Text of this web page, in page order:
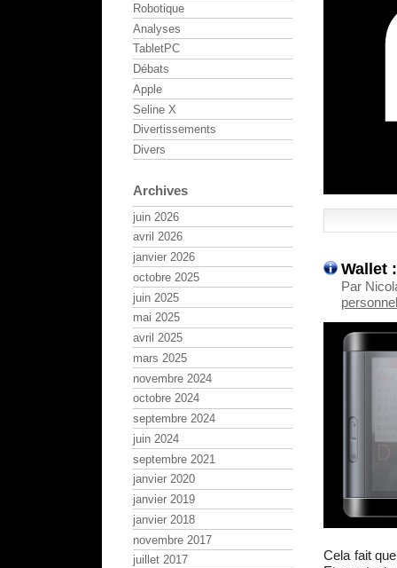
Wallet
Par
Cela fait
Robotique
Analyses
TabletPC
Débats
Apple
Seline X
Divertissements
Divers
Archives
juin 2026
avril 2026
janvier 2026
octobre 2025
juin 2025
mai 2025
avril 2025
mars 2025
novembre 2024
octobre 2024
septembre 2024
juin 2024
septembre 2021
janvier 2020
janvier 2019
janvier 2018
novembre 2017
juillet 2017